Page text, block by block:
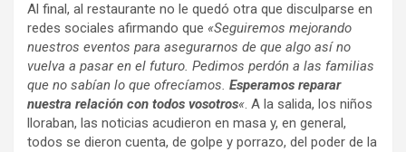
Al final, al restaurante no le quedó otra que disculparse en
redes sociales afirmando que «Seguiremos mejorando
nuestros eventos para asegurarnos de que algo así no
vuelva a pasar en el futuro. Pedimos perdón a las familias
que no sabían lo que ofrecíamos. Esperamos reparar
nuestra relación con todos vosotros«. A la salida, los niños
lloraban, las noticias acudieron en masa y, en general,
todos se dieron cuenta, de golpe y porrazo, del poder de la